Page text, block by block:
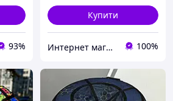
93%
Купити
Интернет магазин Extrime.as 100%